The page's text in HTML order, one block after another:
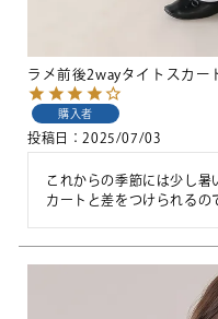
ラメ前後2wayタイトスカー
購入者
投稿日 2025/07/03
これからの季節には少し暑
カートと差をつけられるの